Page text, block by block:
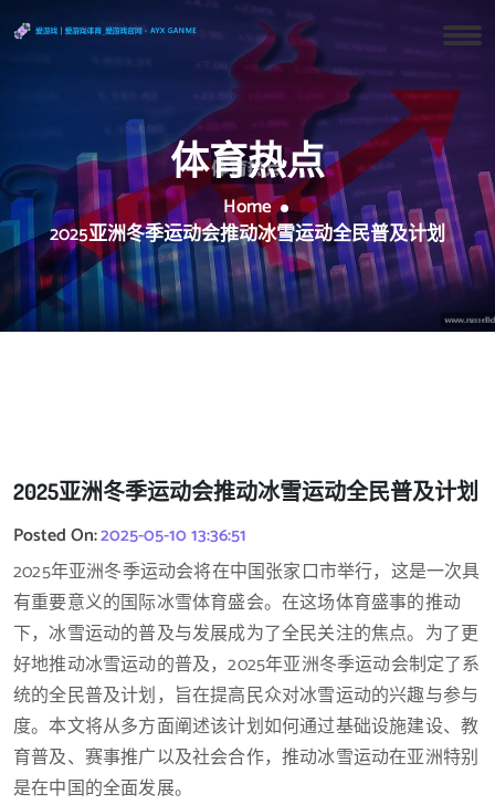
体育热点
Home
2025亚洲冬季运动会推动冰雪运动全民普及计划
2025亚洲冬季运动会推动冰雪运动全民普及计划
Posted On:2025-05-10 13:36:51
2025年亚洲冬季运动会将在中国张家口市举行，这是一次具
有重要意义的国际冰雪体育盛会。在这场体育盛事的推动
下，冰雪运动的普及与发展成为了全民关注的焦点。为了更
好地推动冰雪运动的普及，2025年亚洲冬季运动会制定了系
统的全民普及计划，旨在提高民众对冰雪运动的兴趣与参与
度。本文将从多方面阐述该计划如何通过基础设施建设、教
育普及、赛事推广以及社会合作，推动冰雪运动在亚洲特别
是在中国的全面发展。